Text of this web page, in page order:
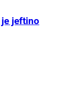
jeftino